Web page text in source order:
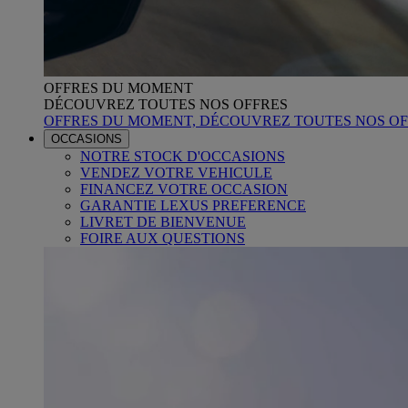
OFFRES DU MOMENT
DÉCOUVREZ TOUTES NOS OFFRES
OFFRES DU MOMENT, DÉCOUVREZ TOUTES NOS
OCCASIONS
NOTRE STOCK D'OCCASIONS
VENDEZ VOTRE VEHICULE
FINANCEZ VOTRE OCCASION
GARANTIE LEXUS PREFERENCE
LIVRET DE BIENVENUE
FOIRE AUX QUESTIONS